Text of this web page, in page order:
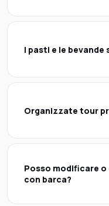
I pasti e le
Organizzate tour
Posso modificare
con barca?